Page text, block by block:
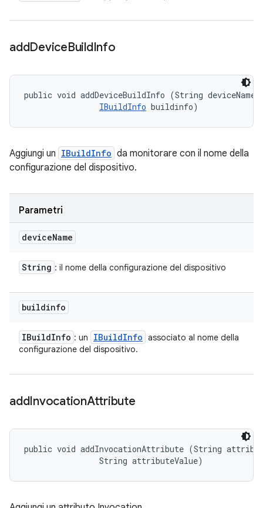
addDeviceBuildInfo
public void addDeviceBuildInfo (String
IBuildInfo buildinfo)
Aggiungi un IBuildInfo da monitorare con il nome della
configurazione del dispositivo.
Parametri
deviceName
String : il nome della configurazione del dispositivo
buildinfo
IBuildInfo : un IBuildInfo associato al nome della
configurazione del dispositivo.
addInvocationAttribute
public void addInvocationAttribute (String
                String attributeValue)